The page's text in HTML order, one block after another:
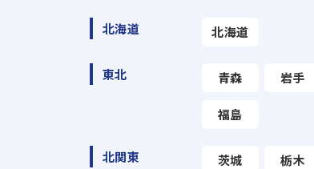
北海道 北海道
東北 青森 岩手
福島
北関東 茨城 栃木